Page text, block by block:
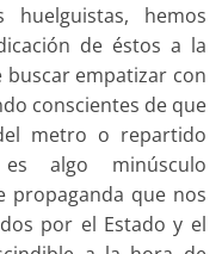
huelguistas, hemos
de éstos a la
empatizar con
conscientes de que
metro o repartido
algo minúsculo
propaganda que nos
por el Estado y el